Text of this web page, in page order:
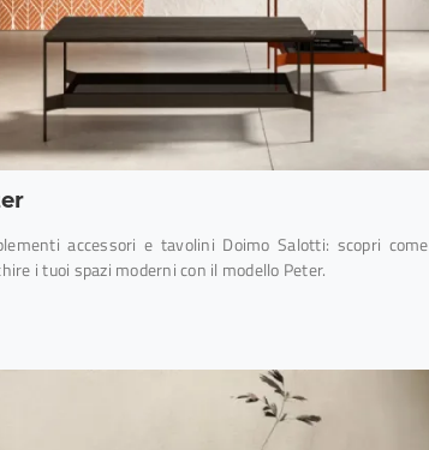
accessori e tavolini Doimo Salotti: scopri come
i tuoi spazi moderni con il modello Peter.